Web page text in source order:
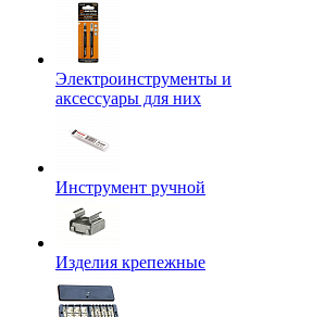
Электроинструменты и
аксессуары для них
Инструмент ручной
Изделия крепежные